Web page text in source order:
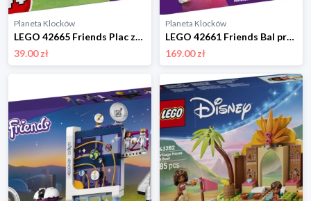
Planeta Klocków
LEGO 42665 Friends Plac zabaw dla szczeniaczków Lego
39.00 zł
Planeta Klocków
LEGO 42661 Friends Bal przebierańców z jednorożcem i wróżką Lego
169.00 zł